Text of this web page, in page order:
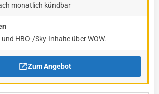
monatlich kündbar
und HBO-/Sky-Inhalte über WOW.
Zum Angebot